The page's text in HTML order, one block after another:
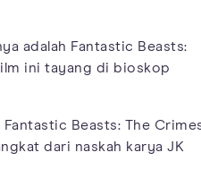
adalah Fantastic Beasts:
ini tayang di bioskop
Beasts: The
dari naskah karya JK